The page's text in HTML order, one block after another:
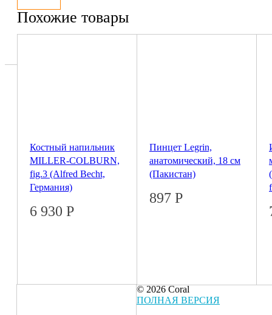
Похожие товары
Костный напильник
MILLER-COLBURN,
fig.3 (Alfred Becht,
Германия)
6 930 Р
Пинцет Legrin,
анатомический, 18 см
(Пакистан)
897 Р
© 2026 Coral
ПОЛНАЯ ВЕРСИЯ